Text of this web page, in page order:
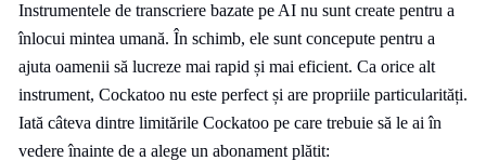
Instrumentele de transcriere bazate pe AI nu sunt create pentru a
înlocui mintea umană. În schimb, ele sunt concepute pentru a
ajuta oamenii să lucreze mai rapid și mai eficient. Ca orice alt
instrument, Cockatoo nu este perfect și are propriile particularități.
Iată câteva dintre limitările Cockatoo pe care trebuie să le ai în
vedere înainte de a alege un abonament plătit: